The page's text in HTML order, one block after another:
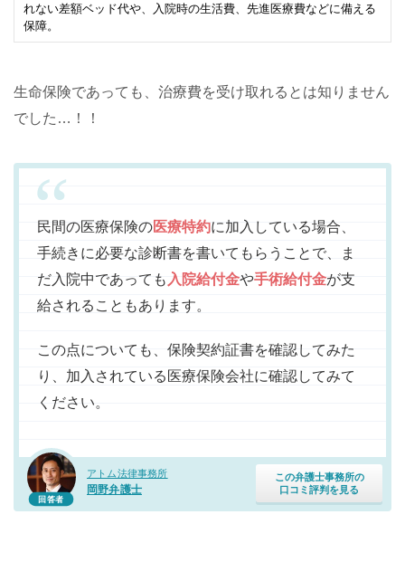
れない差額ベッド代や、入院時の生活費、先進医療費などに備える
保障。
生命保険であっても、治療費を受け取れるとは知りません
でした…！！
回答者
アトム法律事務所
岡野弁護士
この弁護士事務所の
口コミ評判を見る
民間の医療保険の医療特約に加入している場合、
手続きに必要な診断書を書いてもらうことで、ま
だ入院中であっても 入院給付金や手術給付金が支
給されることもあります。
この点についても、保険契約証書を確認してみた
り、加入されている医療保険会社に確認してみて
ください。